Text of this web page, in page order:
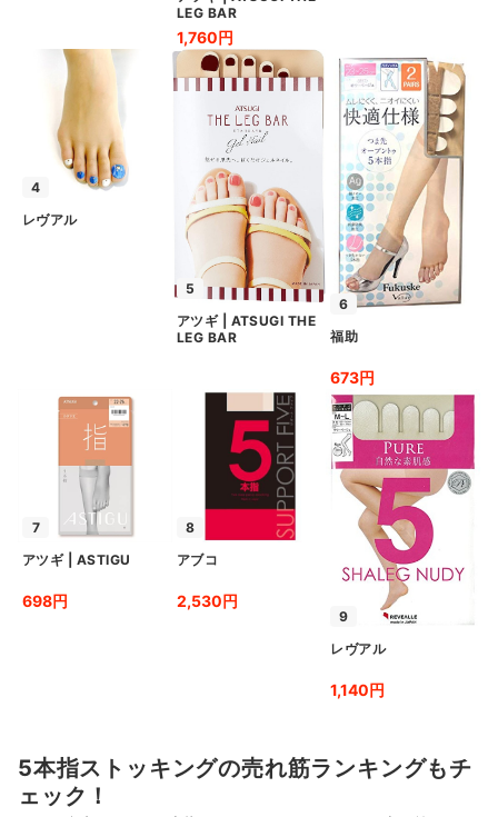
LEG BAR
1,760円
4
レヴアル
5
アツギ| ATSUGI THE
LEG BAR
6
福助
673円
7
アツギ| ASTIGU
698円
8
アブコ
2,530円
9
レヴアル
1,140円
5本指ストッキングの売れ筋ランキングもチ
ェック！